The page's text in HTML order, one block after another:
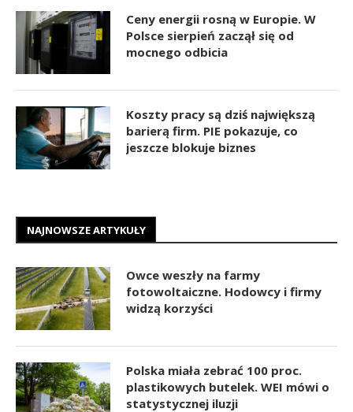
Ceny energii rosną w Europie. W
Polsce sierpień zaczął się od
mocnego odbicia
Koszty pracy są dziś największą
barierą firm. PIE pokazuje, co
jeszcze blokuje biznes
NAJNOWSZE ARTYKUŁY
Owce weszły na farmy
fotowoltaiczne. Hodowcy i firmy
widzą korzyści
Polska miała zebrać 100 proc.
plastikowych butelek. WEI mówi o
statystycznej iluzji